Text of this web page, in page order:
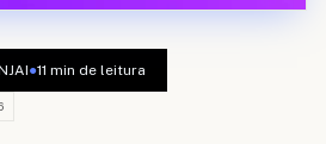
●11 min de leitura